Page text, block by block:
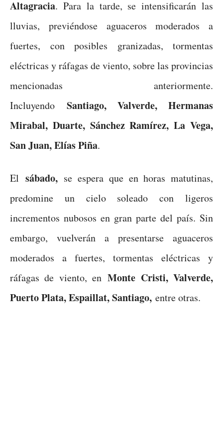
Altagracia. Para la tarde, se intensificarán las
lluvias, previéndose aguaceros moderados a
fuertes, con posibles granizadas, tormentas
eléctricas y ráfagas de viento, sobre las provincias
mencionadas anteriormente.
Incluyendo Santiago, Valverde, Hermanas
Mirabal, Duarte, Sánchez Ramírez, La Vega,
San Juan, Elías Piña.
El sábado, se espera que en horas matutinas,
predomine un cielo soleado con ligeros
incrementos nubosos en gran parte del país. Sin
embargo, vuelverán a presentarse aguaceros
moderados a fuertes, tormentas eléctricas y
ráfagas de viento, enMonte Cristi, Valverde,
Puerto Plata, Espaillat, Santiago, entre otras.